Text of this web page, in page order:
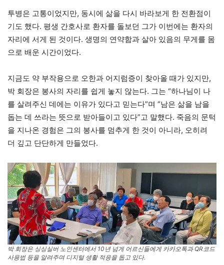
투병은 고통이었지만, 동시에 삶을 다시 바라보게 한 전환점이
기도 했다. 평생 간호사로 환자를 돌보던 그가 이번에는 환자의
자리에 서게 된 것이다. 생명의 연약함과 살아 있음의 무게를 몸
으로 배운 시간이었다.
지금도 약 부작용으로 오한과 어지럼증이 찾아올 때가 있지만,
박 회장은 봉사의 자리를 쉽게 놓지 않는다. 그는 “하나님이 나
를 살려주신 데에는 이유가 있다고 믿는다”며 “남은 삶을 남을
돕는 데 쓰라는 뜻으로 받아들이고 있다”고 말했다. 죽음의 문턱
을 지나온 경험은 그의 봉사를 멈추게 한 것이 아니라, 오히려
더 깊고 단단하게 만들었다.
박 회장은 싱싱실버 노인센터에서 10년 넘게 어르신들에게 카카오톡과 QR코드
사용법 등을 알려주며 디지털 생활 적응을 돕고 있다.